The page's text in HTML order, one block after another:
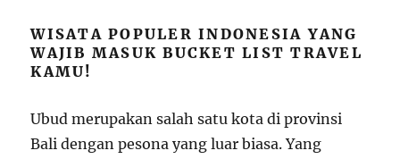
WISATA POPULER INDONESIA YANG
WAJIB MASUK BUCKET LIST TRAVEL
KAMU!
Ubud merupakan salah satu kota di provinsi
Bali dengan pesona yang luar biasa. Yang